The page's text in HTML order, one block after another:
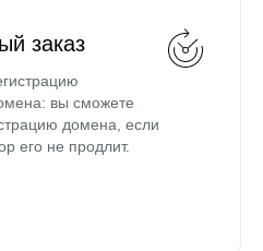
заказ
вы сможете
домена, если
его не продлит.